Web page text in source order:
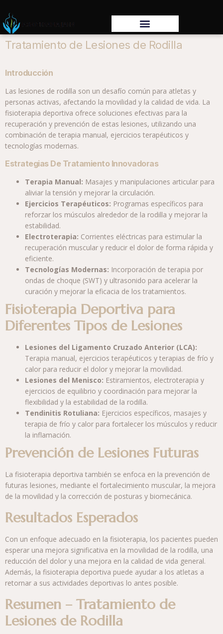
Tratamiento de Lesiones de Rodilla
Introducción
Las lesiones de rodilla son un desafío común para atletas y
personas activas, afectando la movilidad y la calidad de vida. La
fisioterapia deportiva ofrece soluciones efectivas para la
recuperación y prevención de estas lesiones, utilizando una
combinación de terapia manual, ejercicios terapéuticos y
tecnologías modernas.
Estrategias De Tratamiento Innovadoras
Terapia Manual: Masajes y manipulaciones articular para
aliviar la tensión y mejorar la circulación.
Ejercicios Terapéuticos: Programas específicos para
reforzar los músculos alrededor de la rodilla y mejorar la
estabilidad.
Electroterapia: Corrientes eléctricas para estimular la
recuperación muscular y reducir el dolor de forma rápida y
eficiente.
Tecnologías Modernas: Incorporación de terapia por
ondas de choque (SWT) y ultrasonido para acelerar la
curación y mejorar la eficacia de los tratamientos.
Fisioterapia Deportiva para
Diferentes Tipos de Lesiones
Lesiones del Ligamento Cruzado Anterior (LCA):
Terapia manual, ejercicios terapéuticos y terapias de frío y
calor para reducir el dolor y mejorar la movilidad.
Lesiones del Menisco: Estiramientos, electroterapia y
ejercicios de equilibrio y coordinación para mejorar la
flexibilidad y la estabilidad de la rodilla.
Tendinitis Rotuliana: Ejercicios específicos, masajes y
terapia de frío y calor para fortalecer los músculos y reducir
la inflamación.
Prevención de Lesiones Futuras
La fisioterapia deportiva también se enfoca en la prevención de
futuras lesiones, mediante el fortalecimiento muscular, la mejora
de la movilidad y la corrección de posturas y biomecánica.
Resultados Esperados
Con un enfoque adecuado en la fisioterapia, los pacientes pueden
esperar una mejora significativa en la movilidad de la rodilla, una
reducción del dolor y una mejora en la calidad de vida general.
Además, la fisioterapia deportiva puede ayudar a los atletas a
retornar a sus actividades deportivas lo antes posible.
Resumen – Tratamiento de
Lesiones de Rodilla